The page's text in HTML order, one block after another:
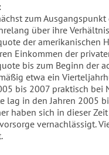
zum
über ihre
der amerikanischen
Einkommen der
bis zum Beginn der
etwa ein
bis 2007 praktisch bei
lag in den Jahren 2005
haben sich in dieser
vernachlässigt.